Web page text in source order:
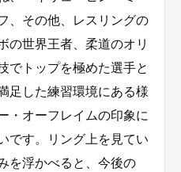
、その他、レスリングの
の世界王者、柔道のオリ
でトップを極めた選手と
足した練習環境にある様
・オーフレイムの印象に
です。リング上を見てい
を浮かべると、今後の